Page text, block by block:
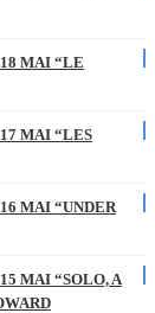
MAI “LE
MAI “LES
MAI “UNDER
MAI “SOLO, A